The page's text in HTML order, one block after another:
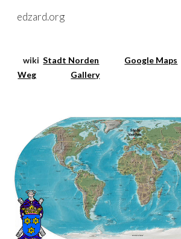
Skip to main content
edzard.org
wiki Stadt Norden Google Maps
Weg
Gallery